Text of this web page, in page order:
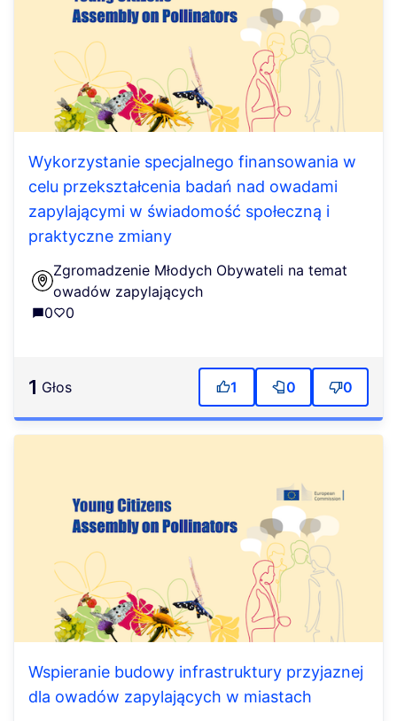
Wykorzystanie specjalnego finansowania w
celu przekształcenia badań nad owadami
zapylającymi w świadomość społeczną i
praktyczne zmiany
Zgromadzenie Młodych Obywateli na temat
owadów zapylających
0
0
1 głos 1 0 0
Wspieranie budowy infrastruktury przyjaznej
dla owadów zapylających w miastach